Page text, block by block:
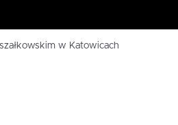
w Katowicach